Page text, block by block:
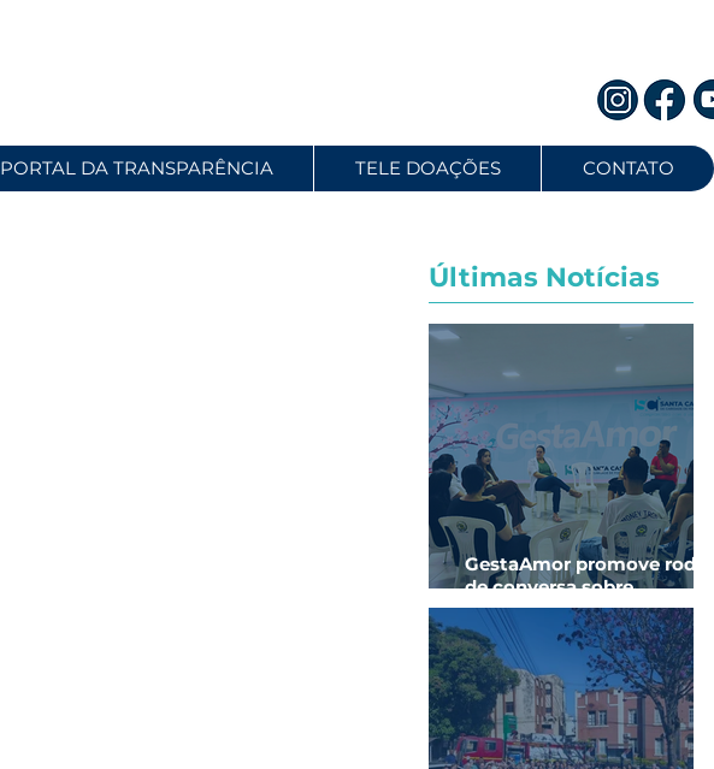
PORTAL DA TRANSPARÊNCIA TELE DOAÇÕES CONTATO
Últimas Notícias
GestaAmor promove roda
de conversa sobre
prevenção de ISTs e sífilis
na gestação